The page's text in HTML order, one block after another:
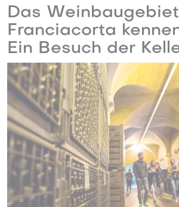
Das Weinbaugebiet
Franciacorta
Ein Besuch der